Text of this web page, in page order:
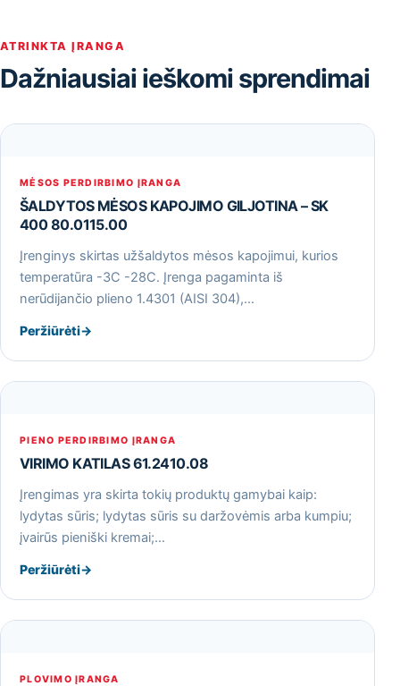
ATRINKTA ĮRANGA
Dažniausiai ieškomi sprendimai
MĖSOS PERDIRBIMO ĮRANGA
ŠALDYTOS MĖSOS KAPOJIMO GILJOTINA – SK
400 80.0115.00
Įrenginys skirtas užšaldytos mėsos kapojimui, kurios
temperatūra -3С -28С. Įrenga pagaminta iš
nerūdijančio plieno 1.4301 (AISI 304),…
Peržiūrėti→
PIENO PERDIRBIMO ĮRANGA
VIRIMO KATILAS 61.2410.08
Įrengimas yra skirta tokių produktų gamybai kaip:
lydytas sūris; lydytas sūris su daržovėmis arba kumpiu;
įvairūs pieniški kremai;…
Peržiūrėti→
PLOVIMO ĮRANGA